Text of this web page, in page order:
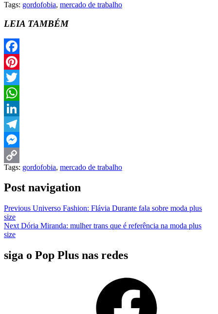
Tags: gordofobia, mercado de trabalho
LEIA TAMBÉM
Facebook
Pinterest
Twitter
WhatsApp
LinkedIn
Telegram
Messenger
Copy
Link
Tags: gordofobia, mercado de trabalho
Post navigation
Previous Universo Fashion: Flávia Durante fala sobre moda plus
size
Next Dória Miranda: mulher trans que é referência na moda plus
size
siga o Pop Plus nas redes